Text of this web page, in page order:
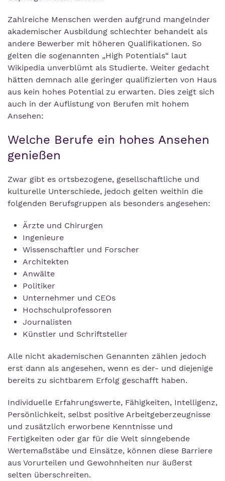
Zahlreiche Menschen werden aufgrund mangelnder
akademischer Ausbildung schlechter behandelt als
andere Bewerber mit höheren Qualifikationen. So
gelten die sogenannten „High Potentials“ laut
Wikipedia unverblümt als Studierte. Weiter gedacht
hätten demnach alle geringer qualifizierten von Haus
aus kein hohes Potential zu erwarten. Dies zeigt sich
auch in der Auflistung von Berufen mit hohem
Ansehen:
Welche Berufe ein hohes Ansehen
genießen
Zwar gibt es ortsbezogene, gesellschaftliche und
kulturelle Unterschiede, jedoch gelten weithin die
folgenden Berufsgruppen als besonders angesehen:
Ärzte und Chirurgen
Ingenieure
Wissenschaftler und Forscher
Architekten
Anwälte
Politiker
Unternehmer und CEOs
Hochschulprofessoren
Journalisten
Künstler und Schriftsteller
Alle nicht akademischen Genannten zählen jedoch
erst dann als angesehen, wenn es der- und diejenige
bereits zu sichtbarem Erfolg geschafft haben.
Individuelle Erfahrungswerte, Fähigkeiten, Intelligenz,
Persönlichkeit, selbst positive Arbeitgeberzeugnisse
und zusätzlich erworbene Kenntnisse und
Fertigkeiten oder gar für die Welt sinngebende
Wertemaßstäbe und Einsätze, können diese Barriere
aus Vorurteilen und Gewohnheiten nur äußerst
selten überschreiten.